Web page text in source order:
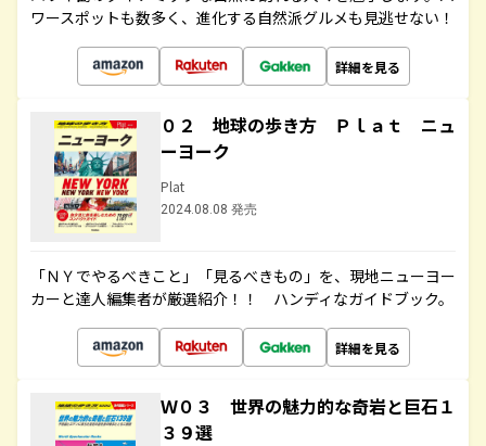
ワースポットも数多く、進化する自然派グルメも見逃せない！
詳細を見る
０２ 地球の歩き方 Ｐｌａｔ ニュ
ーヨーク
Plat
2024.08.08 発売
「ＮＹでやるべきこと」「見るべきもの」を、現地ニューヨー
カーと達人編集者が厳選紹介！！ ハンディなガイドブック。
詳細を見る
Ｗ０３ 世界の魅力的な奇岩と巨石１
３９選